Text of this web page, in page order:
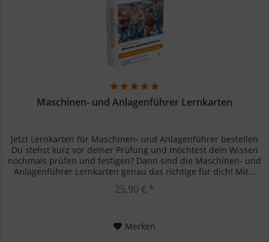
Maschinen- und Anlagenführer Lernkarten
Jetzt Lernkarten für Maschinen- und Anlagenführer bestellen
Du stehst kurz vor deiner Prüfung und möchtest dein Wissen
nochmals prüfen und festigen? Dann sind die Maschinen- und
Anlagenführer Lernkarten genau das richtige für dich! Mit...
25,90 € *
Merken